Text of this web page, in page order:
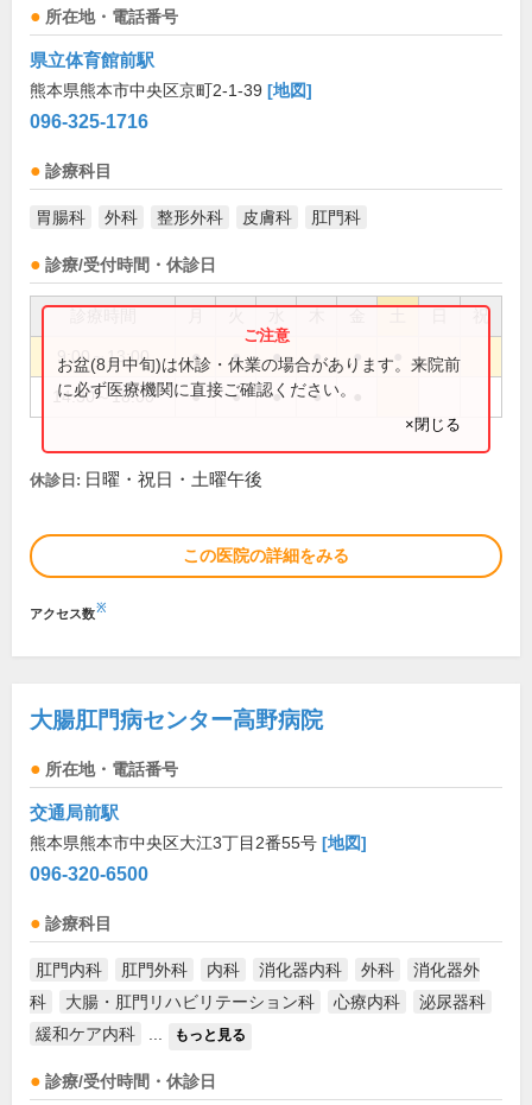
所在地・電話番号
県立体育館前駅
熊本県熊本市中央区京町2-1-39 [地図]
096-325-1716
診療科目
胃腸科 外科 整形外科 皮膚科 肛門科
診療/受付時間・休診日
祝
9:00～13:00 ● ● ● ● ●
14:30～18:00 ● ● ● ●
お盆(8月中旬)は休診・休業の場合があります。来院前
に必ず医療機関に直接ご確認ください。
×閉じる
休診日: 日曜・祝日・土曜午後
この医院の詳細をみる
アクセス数※
大腸肛門病センター高野病院
所在地・電話番号
交通局前駅
熊本県熊本市中央区大江3丁目2番55号 [地図]
096-320-6500
診療科目
肛門内科 肛門外科 内科 消化器内科 外科
消化器外
科
大腸・肛門リハビリテーション科 心療内科
泌尿器科
緩和ケア内科
もっと見る
診療/受付時間・休診日